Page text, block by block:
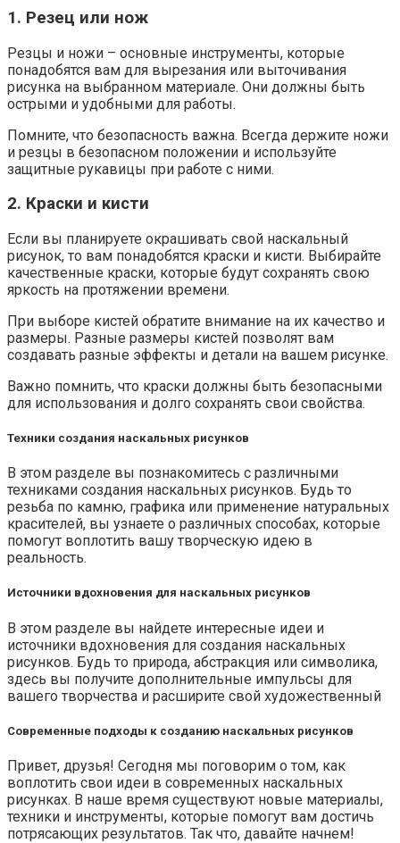
1. Резец или нож
Резцы и ножи – основные инструменты, которые
понадобятся вам для вырезания или выточивания
рисунка на выбранном материале. Они должны быть
острыми и удобными для работы.
Помните, что безопасность важна. Всегда держите ножи
и резцы в безопасном положении и используйте
защитные рукавицы при работе с ними.
2. Краски и кисти
Если вы планируете окрашивать свой наскальный
рисунок, то вам понадобятся краски и кисти. Выбирайте
качественные краски, которые будут сохранять свою
яркость на протяжении времени.
При выборе кистей обратите внимание на их качество и
размеры. Разные размеры кистей позволят вам
создавать разные эффекты и детали на вашем рисунке.
Важно помнить, что краски должны быть безопасными
для использования и долго сохранять свои свойства.
Техники создания наскальных рисунков
В этом разделе вы познакомитесь с различными
техниками создания наскальных рисунков. Будь то
резьба по камню, графика или применение натуральных
красителей, вы узнаете о различных способах, которые
помогут воплотить вашу творческую идею в
реальность.
Источники вдохновения для наскальных рисунков
В этом разделе вы найдете интересные идеи и
источники вдохновения для создания наскальных
рисунков. Будь то природа, абстракция или символика,
здесь вы получите дополнительные импульсы для
вашего творчества и расширите свой художественный
Современные подходы к созданию наскальных рисунков
Привет, друзья! Сегодня мы поговорим о том, как
воплотить свои идеи в современных наскальных
рисунках. В наше время существуют новые материалы,
техники и инструменты, которые помогут вам достичь
потрясающих результатов. Так что, давайте начнем!